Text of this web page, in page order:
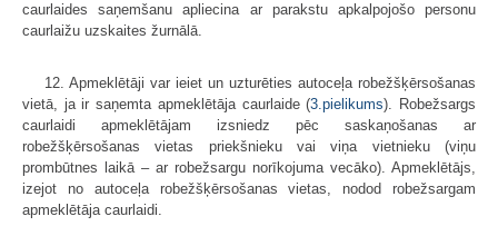
caurlaides saņemšanu apliecina ar parakstu apkalpojošo personu
caurlaižu uzskaites žurnālā.
12. Apmeklētāji var ieiet un uzturēties autoceļa robežšķērsošanas
vietā, ja ir saņemta apmeklētāja caurlaide (3.pielikums). Robežsargs
caurlaidi apmeklētājam izsniedz pēc saskaņošanas ar
robežšķērsošanas vietas priekšnieku vai viņa vietnieku (viņu
prombūtnes laikā – ar robežsargu norīkojuma vecāko). Apmeklētājs,
izejot no autoceļa robežšķērsošanas vietas, nodod robežsargam
apmeklētāja caurlaidi.